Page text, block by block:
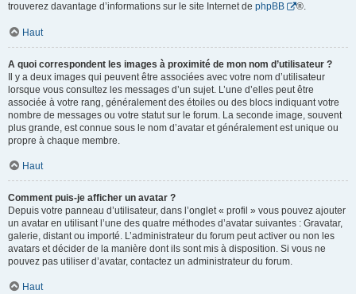
trouverez davantage d’informations sur le site Internet de phpBB ®.
Haut
A quoi correspondent les images à proximité de mon nom d’utilisateur ?
Il y a deux images qui peuvent être associées avec votre nom d’utilisateur
lorsque vous consultez les messages d’un sujet. L’une d’elles peut être
associée à votre rang, généralement des étoiles ou des blocs indiquant votre
nombre de messages ou votre statut sur le forum. La seconde image, souvent
plus grande, est connue sous le nom d’avatar et généralement est unique ou
propre à chaque membre.
Haut
Comment puis-je afficher un avatar ?
Depuis votre panneau d’utilisateur, dans l’onglet « profil » vous pouvez ajouter
un avatar en utilisant l’une des quatre méthodes d’avatar suivantes : Gravatar,
galerie, distant ou importé. L’administrateur du forum peut activer ou non les
avatars et décider de la manière dont ils sont mis à disposition. Si vous ne
pouvez pas utiliser d’avatar, contactez un administrateur du forum.
Haut